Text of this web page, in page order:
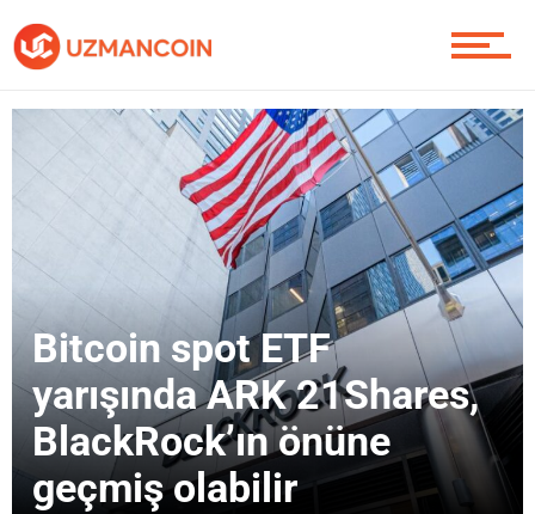
Piyasa
Contact / İletişim
Bitcoin spot ETF
yarışında ARK 21Shares,
BlackRock’ın önüne
geçmiş olabilir